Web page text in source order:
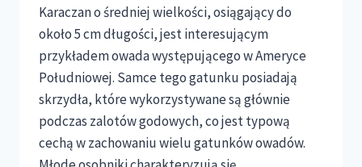
Karaczan o średniej wielkości, osiągający do
około 5 cm długości, jest interesującym
przykładem owada występującego w Ameryce
Południowej. Samce tego gatunku posiadają
skrzydła, które wykorzystywane są głównie
podczas zalotów godowych, co jest typową
cechą w zachowaniu wielu gatunków owadów.